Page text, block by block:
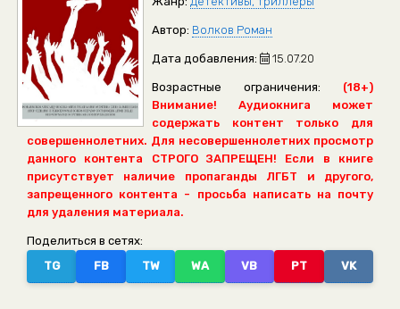
Автор: Волков Роман
Дата добавления: 15.07.20
Возрастные ограничения:
(18+)
Внимание! Аудиокнига может
содержать контент только для
совершеннолетних. Для несовершеннолетних просмотр
данного контента СТРОГО ЗАПРЕЩЕН! Если в книге
присутствует наличие пропаганды ЛГБТ и другого,
запрещенного контента - просьба написать на почту
для удаления материала.
Поделиться в сетях:
TG
FB TW WA VB PT VK